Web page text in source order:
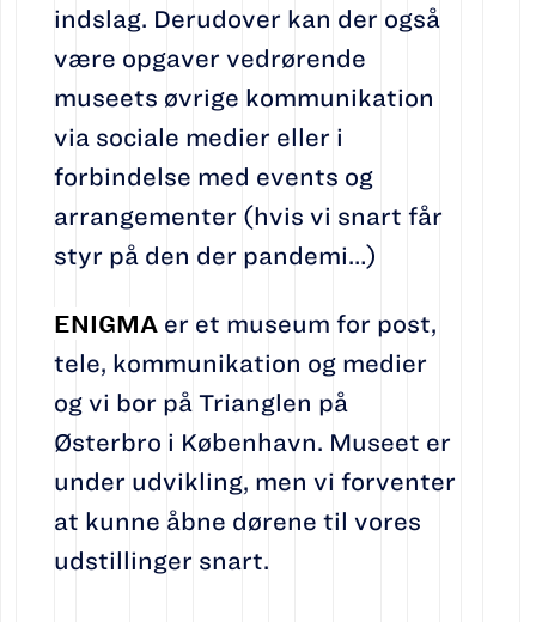
indslag. Derudover kan der også
være opgaver vedrørende
museets øvrige kommunikation
via sociale medier eller i
forbindelse med events og
arrangementer (hvis vi snart får
styr på den der pandemi…)
ENIGMAer et museum for post,
tele, kommunikation og medier
og vi bor på Trianglen på
Østerbro i København. Museet er
under udvikling, men vi forventer
at kunne åbne dørene til vores
udstillinger snart.